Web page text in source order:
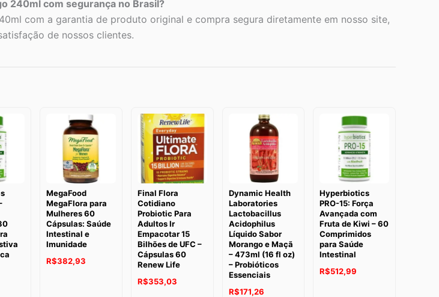
240ml com segurança no Brasil?
com a garantia de produto original e compra segura diretamente em nosso site,
de nossos clientes.
MegaFood
MegaFlora para
Mulheres 60
Cápsulas: Saúde
Intestinal e
Imunidade
R$382,93
Final Flora
Cotidiano
Probiotic Para
Adultos Ir
Empacotar 15
Bilhões de UFC –
Cápsulas 60
Renew Life
R$353,03
Dynamic Health
Laboratories
Lactobacillus
Acidophilus
Líquido Sabor
Morango e Maçã
– 473ml (16 fl oz)
– Probióticos
Essenciais
R$171,26
Hyperbiotics
PRO-15: Força
Avançada com
Fruta de Kiwi – 60
Comprimidos
para Saúde
Intestinal
R$512,99